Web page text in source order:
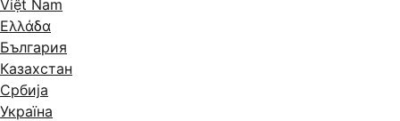
Việt Nam
Ελλάδα
България
Казахстан
Србија
Україна